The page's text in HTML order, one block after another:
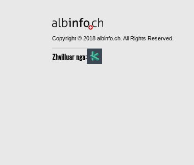
Copyright © 2018 albinfo.ch. All Rights Reserved.
Zhvilluar nga: